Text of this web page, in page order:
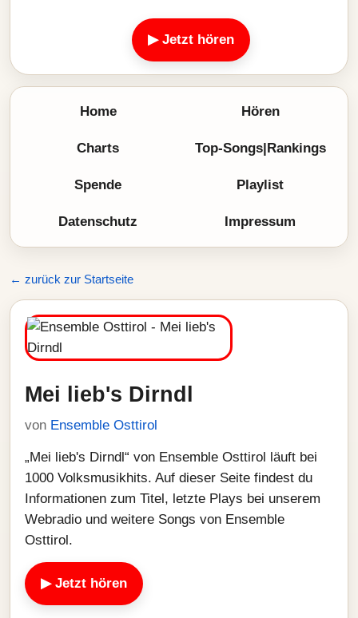
▶ Jetzt hören
Home Hören
Charts Top-Songs|Rankings
Spende Playlist
Datenschutz Impressum
← zurück zur Startseite
Mei lieb's Dirndl
von Ensemble Osttirol
„Mei lieb's Dirndl“ von Ensemble Osttirol läuft bei
1000 Volksmusikhits. Auf dieser Seite findest du
Informationen zum Titel, letzte Plays bei unserem
Webradio und weitere Songs von Ensemble
Osttirol.
▶ Jetzt hören